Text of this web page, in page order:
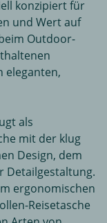
konzipiert für
und Wert auf
Outdoor-
eleganten,
als
mit der klug
Design, dem
Detailgestaltung.
ergonomischen
Reisetasche